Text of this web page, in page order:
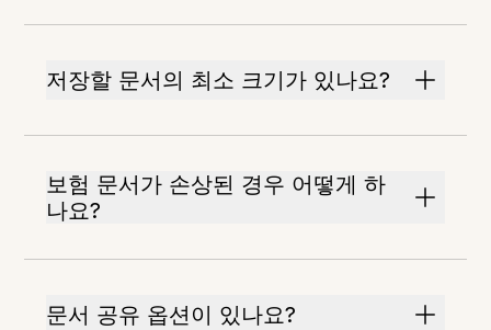
저장할 문서의 최소 크기가 있나요?
보험 문서가 손상된 경우 어떻게 하
나요?
문서 공유 옵션이 있나요?